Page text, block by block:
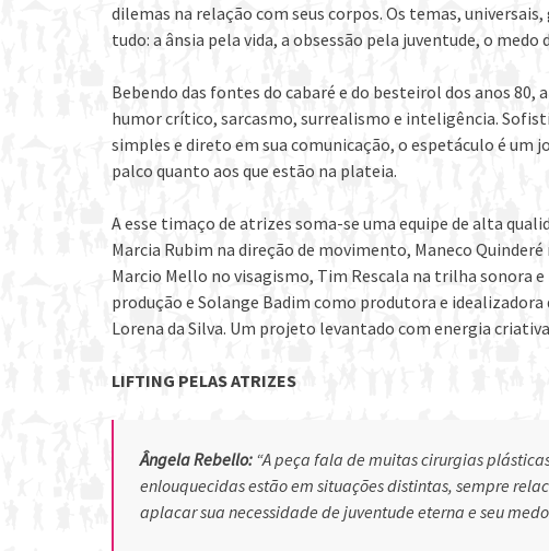
dilemas na relação com seus corpos. Os temas,
tudo: a ânsia pela vida, a obsessão pela juventude, o
Bebendo das fontes do cabaré e do besteirol dos anos
humor crítico, sarcasmo, surrealismo e inteligência.
simples e direto em sua comunicação, o espetáculo é
palco quanto aos que estão na plateia.
A esse timaço de atrizes soma-se uma equipe de alta
Marcia Rubim na direção de movimento, Maneco
Marcio Mello no visagismo, Tim Rescala na trilha sonora
produção e Solange Badim como produtora e
Lorena da Silva. Um projeto levantado com energia
LIFTING PELAS ATRIZES
Ângela Rebello: “A peça fala de muitas cirurgias
enlouquecidas estão em situações distintas, sempre
aplacar sua necessidade de juventude eterna e seu